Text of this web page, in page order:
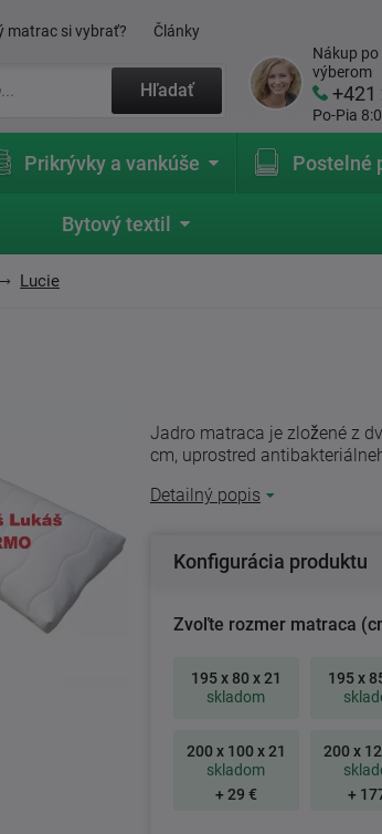
matrac si vybrať? Články
Hľadať
Nákup
výberom
+421
Po-Pia
Prikrývky a vankúše Postelné
Bytový textil
Lucie
Jadro matraca je zložené z
cm, uprostred
Detailný popis
Konfigurácia produktu
Zvoľte rozmer matraca
195 x 80 x 21
skladom
195 x
200 x 100 x 21
skladom
+ 29 €
200 x
+